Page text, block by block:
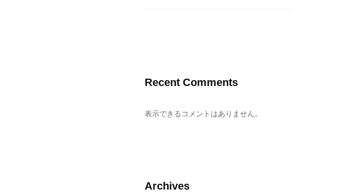
Recent Comments
表示できるコメントはありません。
Archives